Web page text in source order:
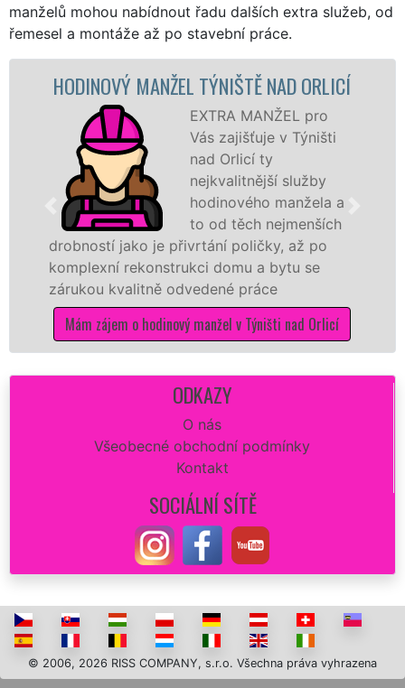
manželů mohou nabídnout řadu dalších extra služeb, od
řemesel a montáže až po stavební práce.
HODINOVÝ MANŽEL TÝNIŠTĚ NAD ORLICÍ
EXTRA MANŽEL pro
Vás zajišťuje v Týništi
nad Orlicí ty
nejkvalitnější služby
hodinového manžela a
to od těch nejmenších
drobností jako je přivrtání poličky, až po
komplexní rekonstrukci domu a bytu se
zárukou kvalitně odvedené práce
Mám zájem o hodinový manžel v Týništi nad Orlicí
ODKAZY
O nás
Všeobecné obchodní podmínky
Kontakt
SOCIÁLNÍ SÍTĚ